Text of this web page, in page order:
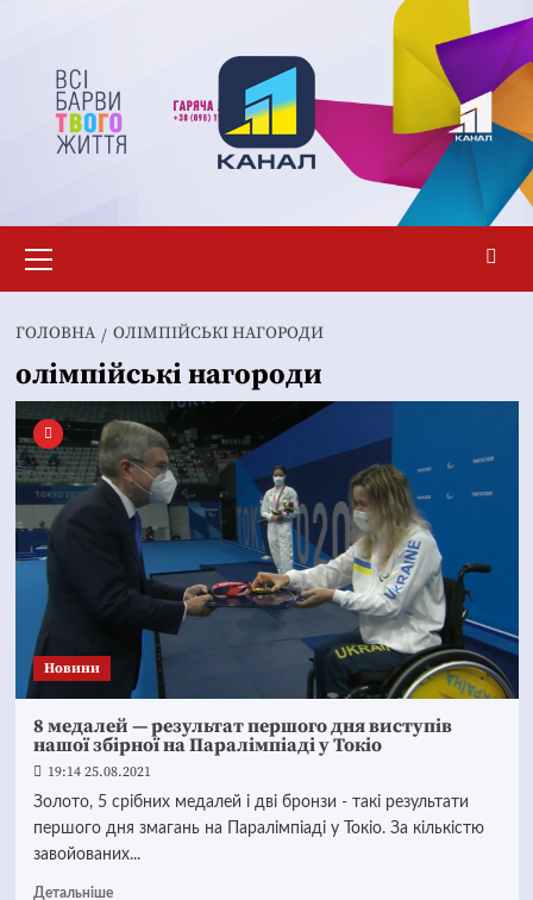
вмісту
меню
ГОЛОВНА ОЛІМПІЙСЬКІ НАГОРОДИ
олімпійські нагороди
Новини
8 медалей — результат першого дня виступів
нашої збірної на Паралімпіаді у Токіо
19:14 25.08.2021
Золото, 5 срібних медалей і дві бронзи - такі результати
першого дня змагань на Паралімпіаді у Токіо. За кількістю
завойованих...
Детальніше